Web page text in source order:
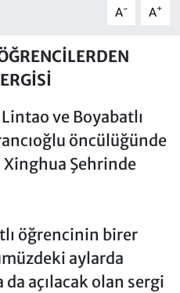
A- A+
ve Boyabatlı
öncülüğünde
Xinghua Şehrinde
öğrencinin birer
aylarda
da açılacak olan sergi